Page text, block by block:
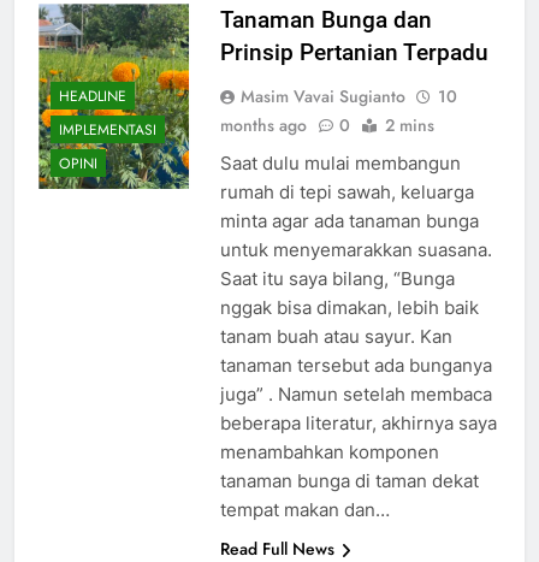
HEADLINE
IMPLEMENTASI
OPINI
Tanaman Bunga dan
Prinsip Pertanian Terpadu
Masim Vavai Sugianto
10
months ago
0 2 mins
Saat dulu mulai membangun
rumah di tepi sawah, keluarga
minta agar ada tanaman bunga
untuk menyemarakkan suasana.
Saat itu saya bilang, “Bunga
nggak bisa dimakan, lebih baik
tanam buah atau sayur. Kan
tanaman tersebut ada bunganya
juga” . Namun setelah membaca
beberapa literatur, akhirnya saya
menambahkan komponen
tanaman bunga di taman dekat
tempat makan dan…
Read Full News